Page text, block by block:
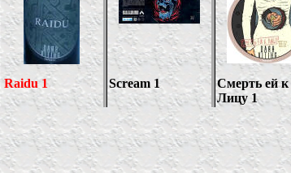
Raidu 1 Scream 1
Смерть ей к
Лицу 1